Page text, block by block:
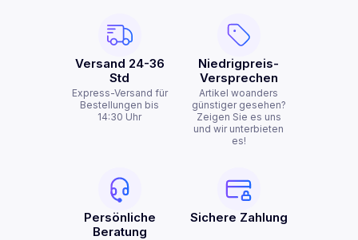
Versand 24-36
Std
Express-Versand für
Bestellungen bis
14:30 Uhr
Niedrigpreis-
Versprechen
Artikel woanders
günstiger gesehen?
Zeigen Sie es uns
und wir unterbieten
es!
Persönliche
Beratung
Sichere Zahlung